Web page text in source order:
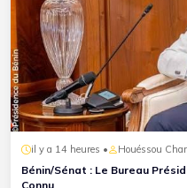
il y a 14 heures • Houéssou
Bénin/Sénat : Le Bureau
Connu